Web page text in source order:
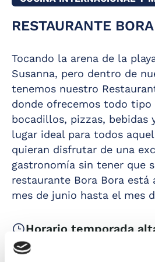
RESTAURANTE
Tocando la arena de la
Susanna, pero dentro de
tenemos nuestro
donde ofrecemos todo tipo
bocadillos, pizzas, bebidas
lugar ideal para todos
quieran disfrutar de una
gastronomía sin tener que
restaurante Bora Bora está
mes de junio hasta el mes
Horario temporada
Vistas a la piscina
y a la playa de
Santa Susanna
Servicio de
coctelería